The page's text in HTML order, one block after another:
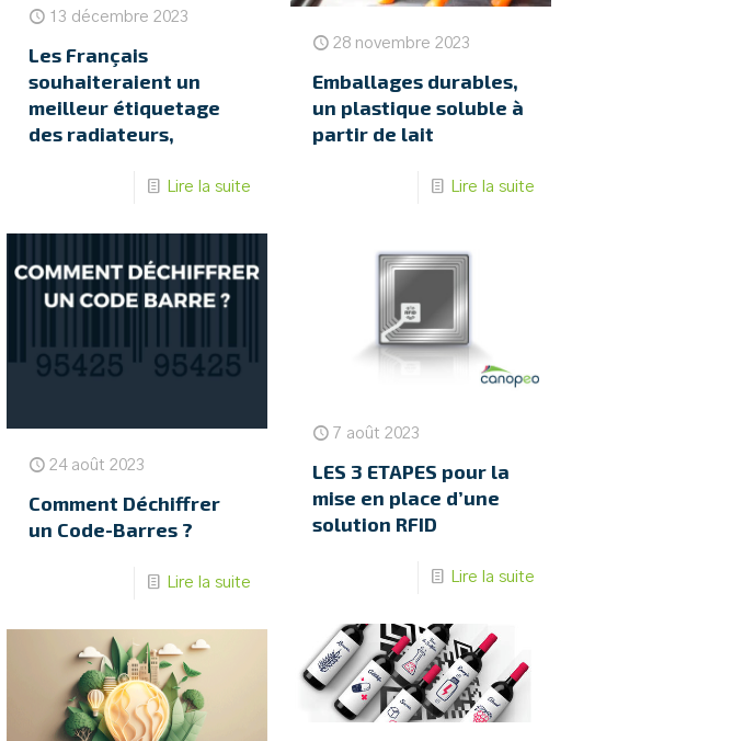
13 décembre 2023
Les Français
souhaiteraient un
meilleur étiquetage
des radiateurs,
Lire la suite
28 novembre 2023
Emballages durables,
un plastique soluble à
partir de lait
Lire la suite
24 août 2023
Comment Déchiffrer
un Code-Barres ?
Lire la suite
7 août 2023
LES 3 ETAPES pour la
mise en place d’une
solution RFID
Lire la suite